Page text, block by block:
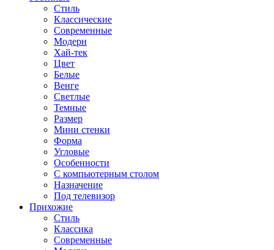
Стиль
Классические
Современные
Модерн
Хай-тек
Цвет
Белые
Венге
Светлые
Темные
Размер
Мини стенки
Форма
Угловые
Особенности
С компьютерным столом
Назначение
Под телевизор
Прихожие
Стиль
Классика
Современные